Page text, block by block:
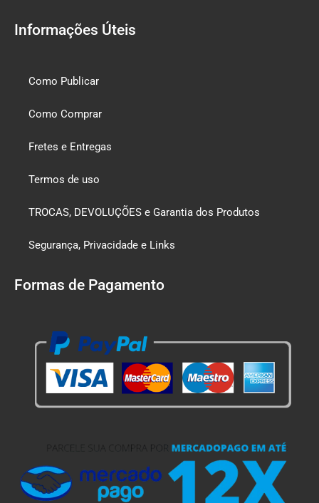
Informações Úteis
Como Publicar
Como Comprar
Fretes e Entregas
Termos de uso
TROCAS, DEVOLUÇÕES e Garantia dos Produtos
Segurança, Privacidade e Links
Formas de Pagamento